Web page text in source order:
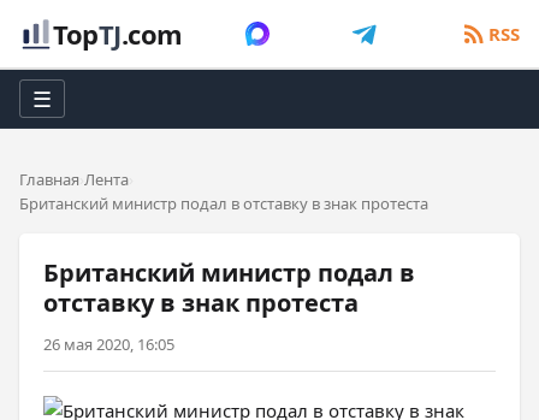
TopTJ.com RSS
☰
Главная Лента
Британский министр подал в отставку в знак протеста
Британский министр подал в
отставку в знак протеста
26 мая 2020, 16:05